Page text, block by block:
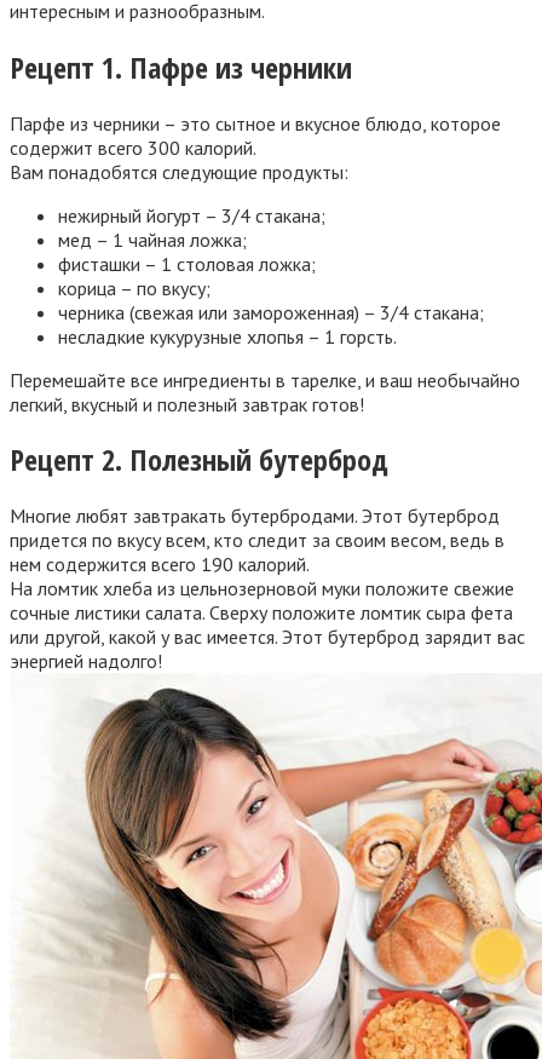
интересным и разнообразным.
Рецепт 1. Пафре из черники
Парфе из черники – это сытное и вкусное блюдо, которое
содержит всего 300 калорий.
Вам понадобятся следующие продукты:
нежирный йогурт – 3/4 стакана;
мед – 1 чайная ложка;
фисташки – 1 столовая ложка;
корица – по вкусу;
черника (свежая или замороженная) – 3/4 стакана;
несладкие кукурузные хлопья – 1 горсть.
Перемешайте все ингредиенты в тарелке, и ваш необычайно
легкий, вкусный и полезный завтрак готов!
Рецепт 2. Полезный бутерброд
Многие любят завтракать бутербродами. Этот бутерброд
придется по вкусу всем, кто следит за своим весом, ведь в
нем содержится всего 190 калорий.
На ломтик хлеба из цельнозерновой муки положите свежие
сочные листики салата. Сверху положите ломтик сыра фета
или другой, какой у вас имеется. Этот бутерброд зарядит вас
энергией надолго!